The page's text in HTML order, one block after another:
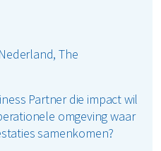
The
Partner die impact wil
omgeving waar
samenkomen?